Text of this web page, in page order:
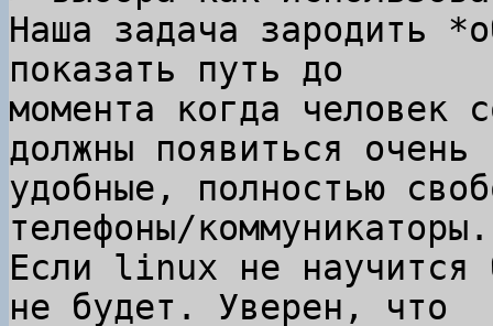
Наша задача зародить
показать путь до
момента когда человек
должны появиться очень
удобные, полностью
телефоны/коммуникаторы.
Если linux не научится
не будет. Уверен, что